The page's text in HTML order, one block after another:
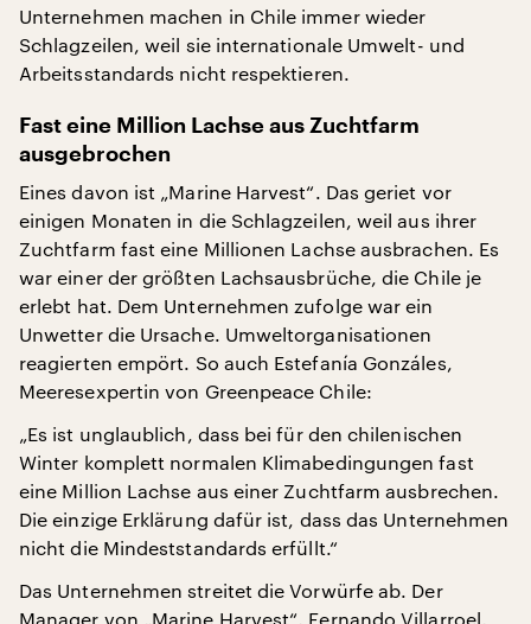
Unternehmen machen in Chile immer wieder
Schlagzeilen, weil sie internationale Umwelt- und
Arbeitsstandards nicht respektieren.
Fast eine Million Lachse aus Zuchtfarm
ausgebrochen
Eines davon ist „Marine Harvest“. Das geriet vor
einigen Monaten in die Schlagzeilen, weil aus ihrer
Zuchtfarm fast eine Millionen Lachse ausbrachen. Es
war einer der größten Lachsausbrüche, die Chile je
erlebt hat. Dem Unternehmen zufolge war ein
Unwetter die Ursache. Umweltorganisationen
reagierten empört. So auch Estefanía Gonzáles,
Meeresexpertin von Greenpeace Chile:
„Es ist unglaublich, dass bei für den chilenischen
Winter komplett normalen Klimabedingungen fast
eine Million Lachse aus einer Zuchtfarm ausbrechen.
Die einzige Erklärung dafür ist, dass das Unternehmen
nicht die Mindeststandards erfüllt.“
Das Unternehmen streitet die Vorwürfe ab. Der
Manager von „Marine Harvest“, Fernando Villarroel,